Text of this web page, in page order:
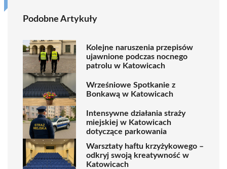
Podobne Artykuły
Kolejne naruszenia przepisów
ujawnione podczas nocnego
patrolu w Katowicach
Wrześniowe Spotkanie z
Bonkawą w Katowicach
Intensywne działania straży
miejskiej w Katowicach
dotyczące parkowania
Warsztaty haftu krzyżykowego –
odkryj swoją kreatywność w
Katowicach